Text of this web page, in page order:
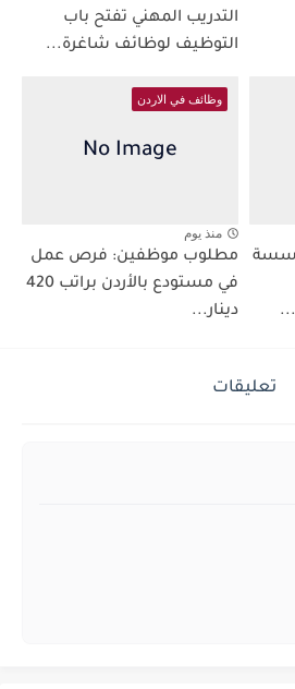
التدريب المهني تفتح باب
التوظيف لوظائف شاغرة...
وظائف في الاردن
منذ يوم
مطلوب موظفين: فرص عمل
في مستودع بالأردن براتب 420
دينار...
تعليقات